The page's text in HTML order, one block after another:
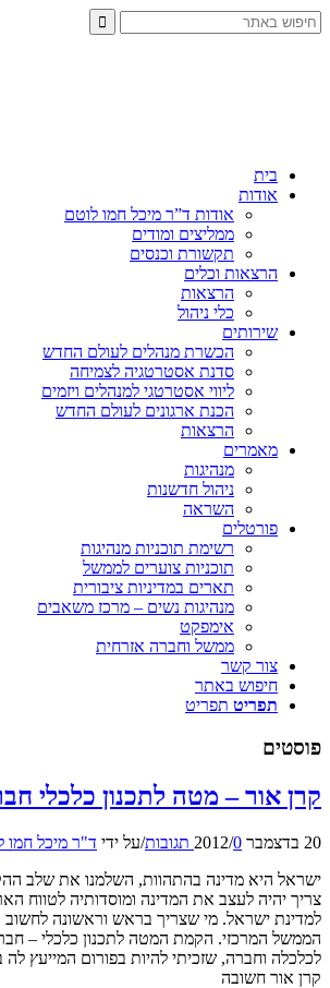
בית
אודות
אודות ד”ר מיכל חמו לוטם
ממליצים ומודים
תקשורת וכנסים
הרצאות וכלים
הרצאות
כלי ניהול
שירותים
הכשרת מנהלים לעולם החדש
סדנת אסטרטגיה לצמיחה
ליווי אסטרטגי למנהלים ויזמים
הכנת ארגונים לעולם החדש
הרצאות
מאמרים
מנהיגות
ניהול חדשנות
השראה
פורטלים
רשימת תוכניות מנהיגות
תוכניות צוערים לממשל
תארים במדיניות ציבורית
מנהיגות נשים – מרכז משאבים
אימפקט
ממשל וחברה אזרחית
צור קשר
חיפוש באתר
תפריט תפריט
פוסטים
קרן אור – מטה לתכנון כלכלי
20 בדצמבר 2012 /0 תגובות /על ידי ד"ר מיכל חמו
ישראל היא מדינה בהתהוות, השלמנו את שלב
צריך יהיה לעצב את המדינה ומוסדותיה לטווח
למדינת ישראל. מי שצריך בראש וראשונה לחשוב
הממשל המרכזי. הקמת המטה לתכנון כלכלי –
לכלכלה וחברה, שזכיתי להיות בפורום המייעץ
קרן אור חשובה